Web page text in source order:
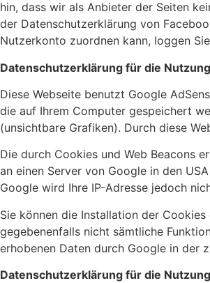
hin, dass wir als Anbieter der Seiten
der Datenschutzerklärung von
Nutzerkonto zuordnen kann, loggen
Datenschutzerklärung für die
Diese Webseite benutzt Google
die auf Ihrem Computer gespeichert
(unsichtbare Grafiken). Durch diese
Die durch Cookies und Web Beacons
an einen Server von Google in den
Google wird Ihre IP-Adresse jedoch
Sie können die Installation der
gegebenenfalls nicht sämtliche
erhobenen Daten durch Google in der
Datenschutzerklärung für die